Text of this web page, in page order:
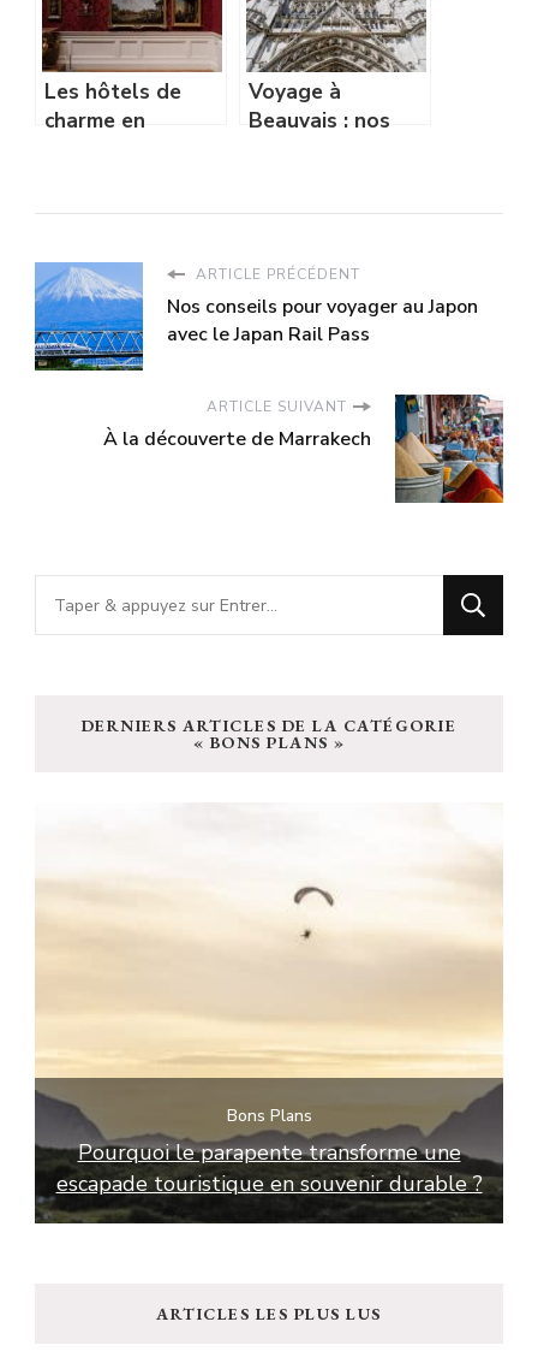
Les hôtels de
charme en
Voyage à
Beauvais : nos
pleinement de
ARTICLE PRÉCÉDENT
Nos conseils pour voyager au Japon
avec le Japan Rail Pass
ARTICLE SUIVANT
À la découverte de Marrakech
Vous
recherchiez
DERNIERS ARTICLES DE LA CATÉGORIE
« BONS PLANS »
Bons Plans
Pourquoi le parapente transforme une
escapade touristique en souvenir durable ?
ARTICLES LES PLUS LUS